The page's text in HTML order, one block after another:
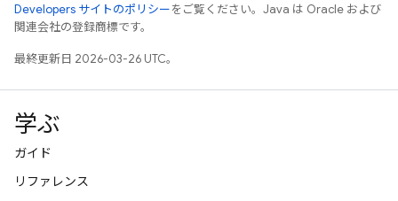
Developers サイトのポリシーをご覧ください。Java は Oracle および
関連会社の登録商標です。
最終更新日 2026-03-26 UTC。
学ぶ
ガイド
リファレンス